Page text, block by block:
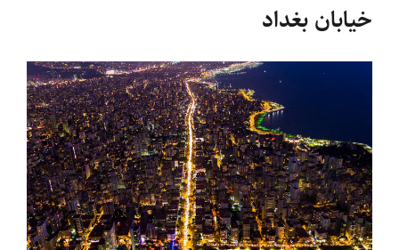
خیابان بغداد